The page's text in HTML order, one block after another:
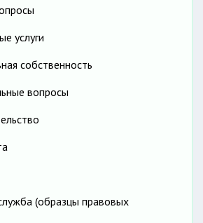
услуги
собственность
вопросы
(образцы правовых